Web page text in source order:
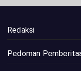
Redaksi
Pedoman